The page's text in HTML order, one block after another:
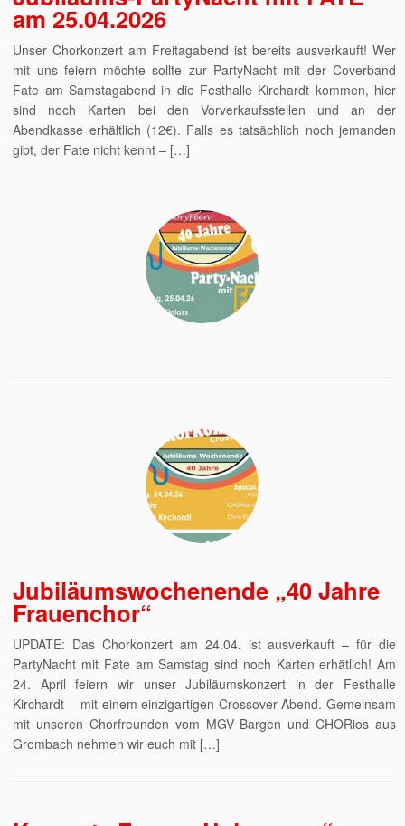
am 25.04.2026
Unser Chorkonzert am Freitagabend ist bereits ausverkauft! Wer
mit uns feiern möchte sollte zur PartyNacht mit der Coverband
Fate am Samstagabend in die Festhalle Kirchardt kommen, hier
sind noch Karten bei den Vorverkaufsstellen und an der
Abendkasse erhältlich (12€). Falls es tatsächlich noch jemanden
gibt, der Fate nicht kennt – […]
Jubiläumswochenende „40 Jahre
Frauenchor“
UPDATE: Das Chorkonzert am 24.04. ist ausverkauft – für die
PartyNacht mit Fate am Samstag sind noch Karten erhätlich! Am
24. April feiern wir unser Jubiläumskonzert in der Festhalle
Kirchardt – mit einem einzigartigen Crossover-Abend. Gemeinsam
mit unseren Chorfreunden vom MGV Bargen und CHORios aus
Grombach nehmen wir euch mit […]